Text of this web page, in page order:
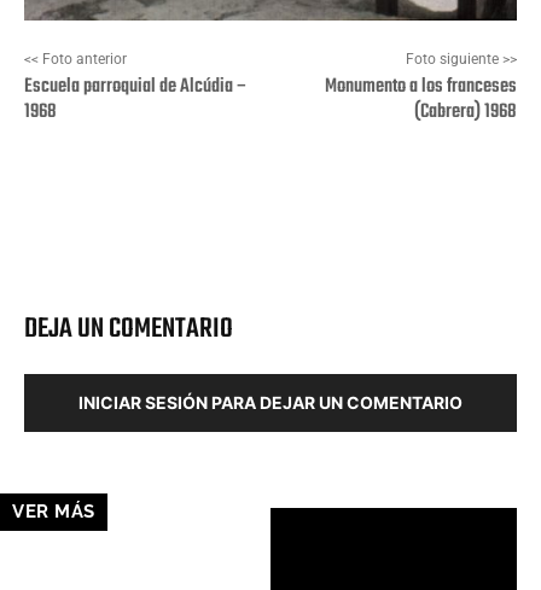
<< Foto anterior
Escuela parroquial de Alcúdia –
1968
Foto siguiente >>
Monumento a los franceses
(Cabrera) 1968
DEJA UN COMENTARIO
INICIAR SESIÓN PARA DEJAR UN COMENTARIO
VER MÁS